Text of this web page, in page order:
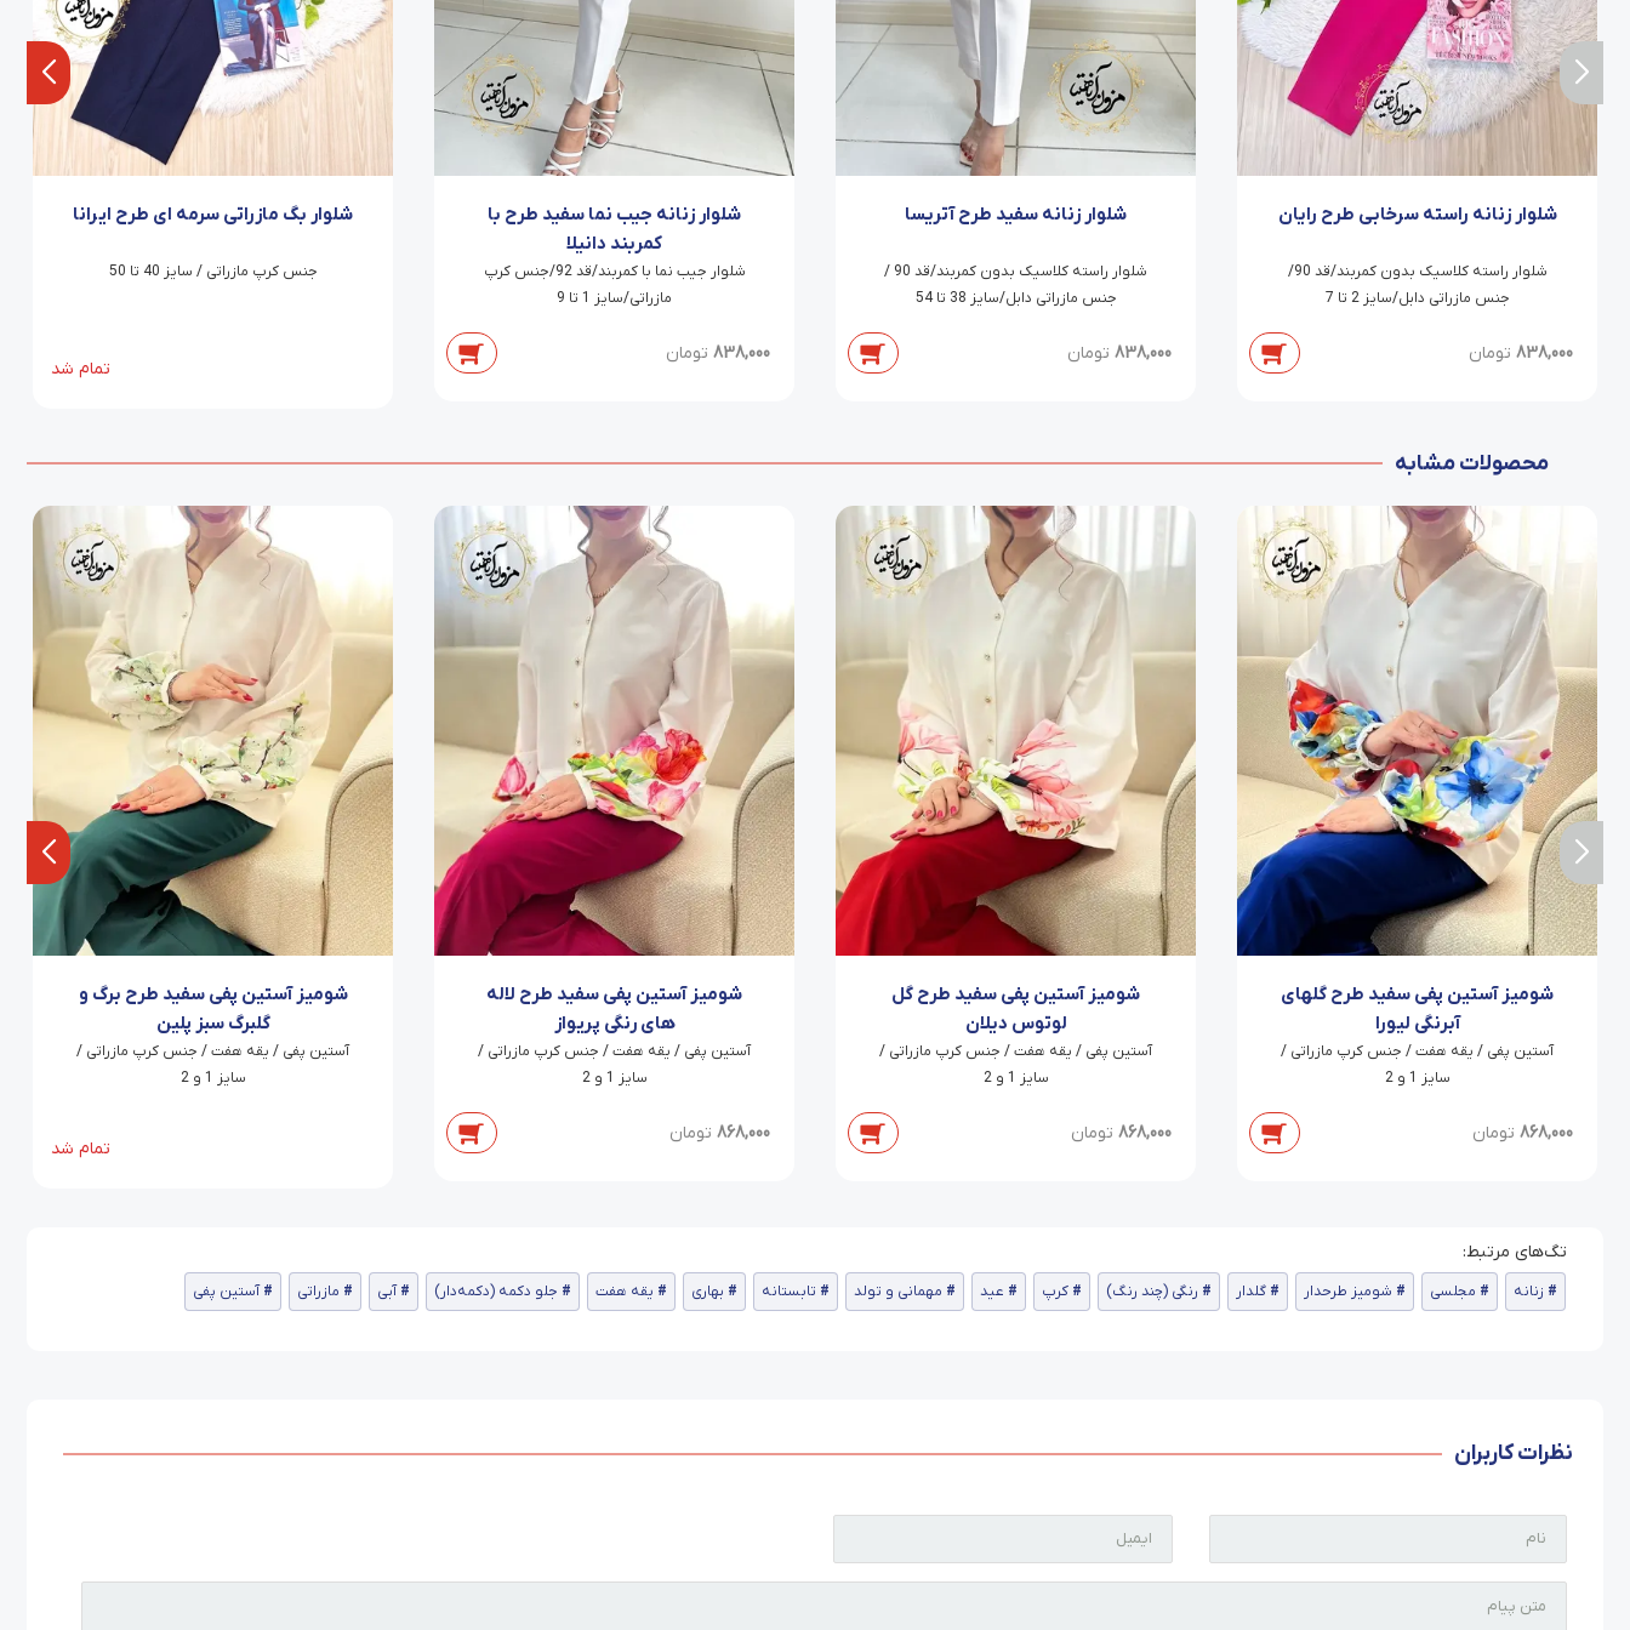
شلوار زنانه راسته سرخابی طرح رایان
شلوار راسته کلاسیک بدون کمربند/قد 90/
جنس مازراتی دابل/سایز 2 تا 7
838,000 تومان
شلوار زنانه سفید طرح آتریسا
شلوار راسته کلاسیک بدون کمربند/قد 90 /
جنس مازراتی دابل/سایز 38 تا 54
838,000 تومان
شلوار زنانه جیب نما سفید طرح با
کمربند دانیلا
شلوار جیب نما با کمربند/قد 92/جنس کرپ
مازراتی/سایز 1 تا 9
838,000 تومان
شلوار بگ مازراتی سرمه ای طرح ایرانا
جنس کرپ مازراتی / سایز 40 تا 50
تمام شد
محصولات مشابه
شومیز آستین پفی سفید طرح گلهای
آبرنگی لیورا
آستین پفی / یقه هفت / جنس کرپ مازراتی /
سایز 1 و 2
868,000 تومان
شومیز آستین پفی سفید طرح گل
لوتوس دیلان
آستین پفی / یقه هفت / جنس کرپ مازراتی /
سایز 1 و 2
868,000 تومان
شومیز آستین پفی سفید طرح لاله
های رنگی پریواز
آستین پفی / یقه هفت / جنس کرپ مازراتی /
سایز 1 و 2
868,000 تومان
شومیز آستین پفی سفید طرح برگ و
گلبرگ سبز پلین
آستین پفی / یقه هفت / جنس کرپ مازراتی /
سایز 1 و 2
تمام شد
زنانه مجلسی شومیز طرحدار گلدار رنگی (چند رنگ) کرپ عید مهمانی و تولد تابستانه بهاری یقه هفت جلو دکمه (دکمه‌دار) آبی مازراتی آستین پفی
نظرات کاربران